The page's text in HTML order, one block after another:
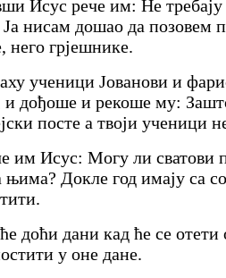
Исус рече им: Не требају
нисам дошао да позовем
него грјешнике.
ученици Јованови и
и дођоше и рекоше му:
посте а твоји ученици
им Исус: Могу ли сватови
њима? Докле год имају са
доћи дани кад ће се
у оне дане.